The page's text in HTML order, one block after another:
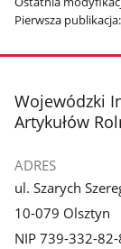
Pierwsza publikacja:
stopka
Wojewódzki
Artykułów
ADRES
ul. Szarych
10-079 Olsztyn
NIP 739-332-